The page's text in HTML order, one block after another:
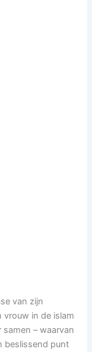
van zijn
vrouw in de islam
– waarvan
beslissend punt